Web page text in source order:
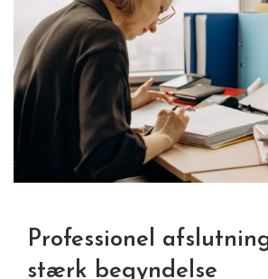
Professionel
stærk begyndelse